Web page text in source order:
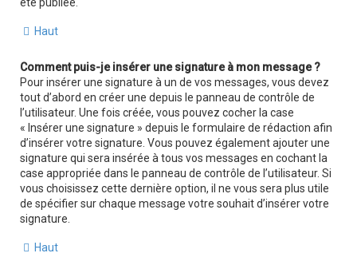
Haut
Comment puis-je insérer une signature à mon message ?
Pour insérer une signature à un de vos messages, vous devez
tout d’abord en créer une depuis le panneau de contrôle de
l’utilisateur. Une fois créée, vous pouvez cocher la case
« Insérer une signature » depuis le formulaire de rédaction afin
d’insérer votre signature. Vous pouvez également ajouter une
signature qui sera insérée à tous vos messages en cochant la
case appropriée dans le panneau de contrôle de l’utilisateur. Si
vous choisissez cette dernière option, il ne vous sera plus utile
de spécifier sur chaque message votre souhait d’insérer votre
signature.
Haut